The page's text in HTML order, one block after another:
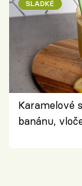
SLADKÉ
Karamelové
banánu,